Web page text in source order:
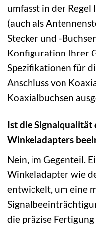
umfasst in der Regel
(auch als
Stecker und -
Konfiguration Ihrer
Spezifikationen für
Anschluss von
Koaxialbuchsen
Ist die Signalqualität
Winkeladapters
Nein, im Gegenteil.
Winkeladapter wie
entwickelt, um eine
die präzise